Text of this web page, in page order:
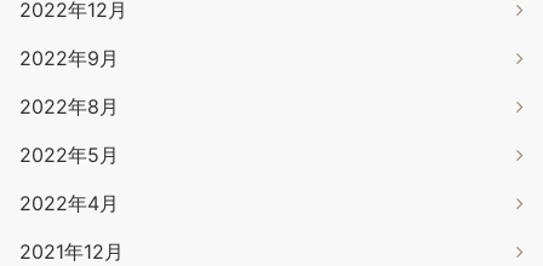
2022年12月
2022年9月
2022年8月
2022年5月
2022年4月
2021年12月